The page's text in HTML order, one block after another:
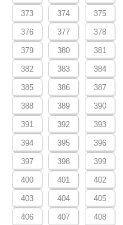
373 374 375
376 377 378
379 380 381
382 383 384
385 386 387
388 389 390
391 392 393
394 395 396
397 398 399
400 401 402
403 404 405
406 407 408